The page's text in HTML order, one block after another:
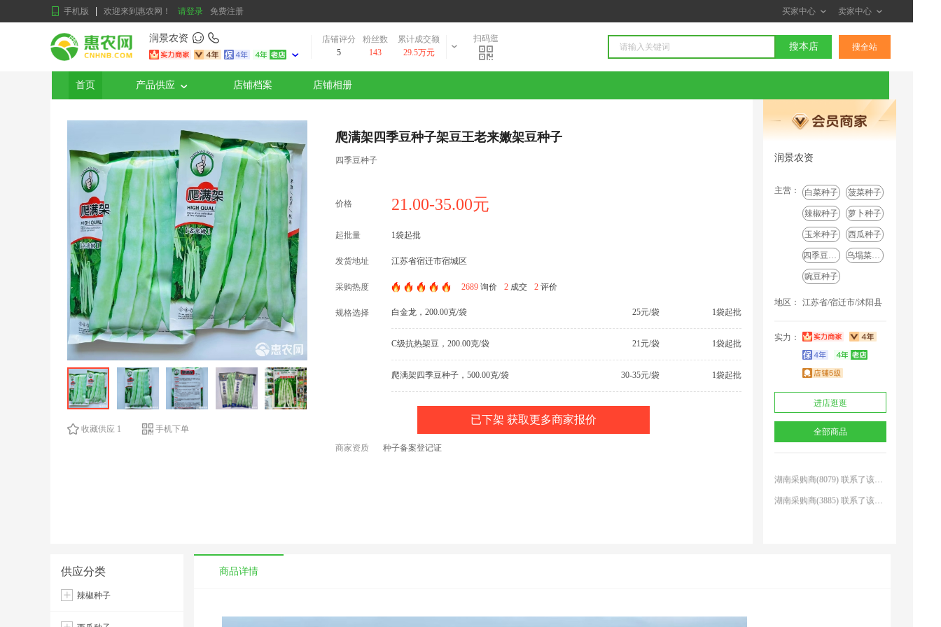
手机版 欢迎来到惠农网！ 请登录 免费注册 买家中心 卖家中心
润景农资
店铺评分
5
粉丝数
143
累计成交额
29.5万元
扫码逛
搜本店 搜全站
首页 产品供应 店铺档案 店铺相册
收藏供应 1 手机下单
爬满架四季豆种子架豆王老来嫩架豆种子
四季豆种子
价格 21.00-35.00元
起批量 1袋起批
发货地址 江苏省宿迁市宿城区
采购热度 2689 询价 2成交 2评价
规格选择 白金龙，200.00克/袋 25元/袋 1袋起批
C级抗热架豆，200.00克/袋 21元/袋 1袋起批
爬满架四季豆种子，500.00克/袋 30-35元/袋 1袋起批
已下架 获取更多商家报价
商家资质 种子备案登记证
润景农资
主营： 白菜种子 菠菜种子
辣椒种子 萝卜种子
玉米种子 西瓜种子
四季豆种子 乌塌菜种子
豌豆种子
地区： 江苏省/宿迁市/沭阳县
实力：
进店逛逛
全部商品
陕西采购商(5839) 联系了该商家
湖北采购商(5510) 联系了该商家
供应分类
辣椒种子
商品详情